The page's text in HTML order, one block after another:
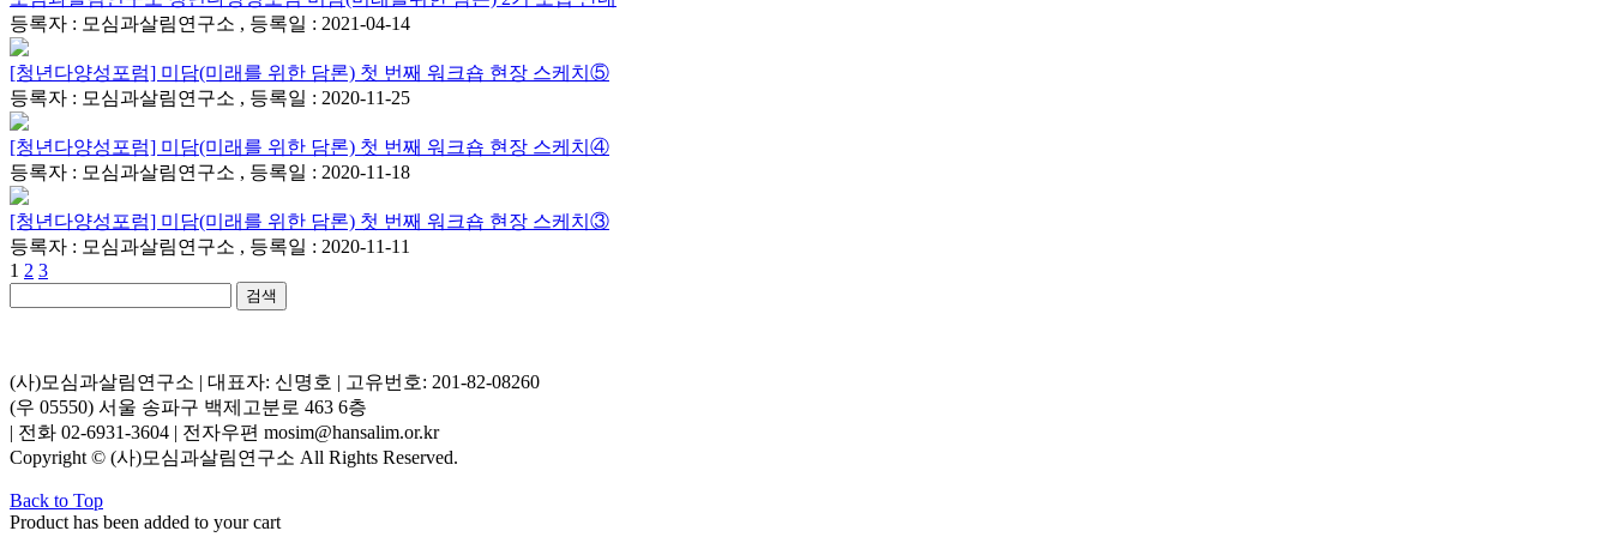
등록자 : 모심과살림연구소 , 등록일 : 2021-04-14
[청년다양성포럼] 미담(미래를 위한 담론) 첫 번째 워크숍 현장 스케치⑤
등록자 : 모심과살림연구소 , 등록일 : 2020-11-25
[청년다양성포럼] 미담(미래를 위한 담론) 첫 번째 워크숍 현장 스케치④
등록자 : 모심과살림연구소 , 등록일 : 2020-11-18
[청년다양성포럼] 미담(미래를 위한 담론) 첫 번째 워크숍 현장 스케치③
등록자 : 모심과살림연구소 , 등록일 : 2020-11-11
1 2 3
검색
(사)모심과살림연구소 | 대표자: 신명호 | 고유번호: 201-82-08260
(우 05550) 서울 송파구 백제고분로 463 6층
| 전화 02-6931-3604 | 전자우편 mosim@hansalim.or.kr
Copyright © (사)모심과살림연구소 All Rights Reserved.
Back to Top
Product has been added to your cart